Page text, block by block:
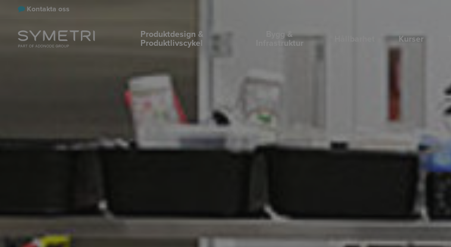
Kontakta oss
Produktdesign &
Produktlivscykel
Bygg &
Infrastruktur
Kurser